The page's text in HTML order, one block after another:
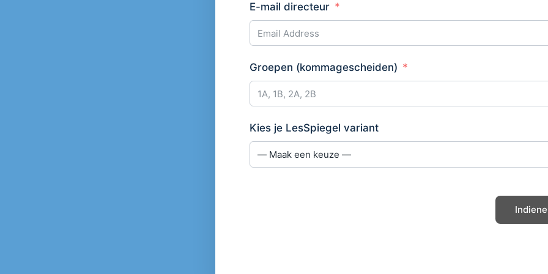
E-mail directeur
Groepen (kommagescheiden)
Kies je LesSpiegel variant